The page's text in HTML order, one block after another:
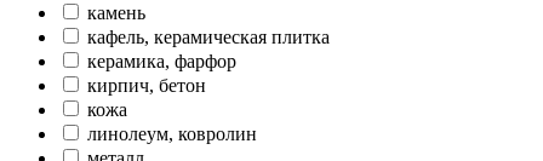
камень
кафель, керамическая плитка
керамика, фарфор
кирпич, бетон
кожа
линолеум, ковролин